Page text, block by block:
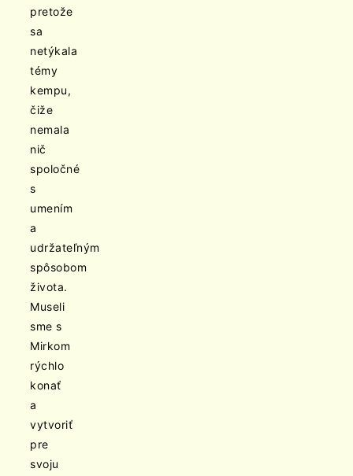
pretože
sa
netýkala
témy
kempu,
čiže
nemala
nič
spoločné
s
umením
a
udržateľným
spôsobom
života.
Museli
sme s
Mirkom
rýchlo
konať
a
vytvoriť
pre
svoju